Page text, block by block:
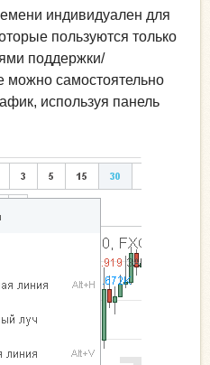
индивидуален для
пользуются только
поддержки/
можно самостоятельно
используя панель